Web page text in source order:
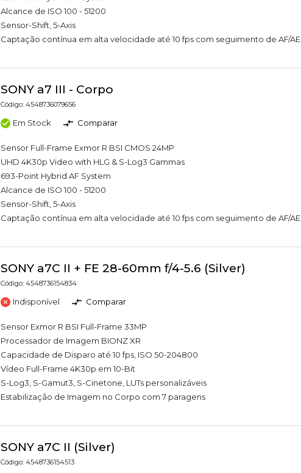
Alcance de ISO 100 - 51200
Sensor-Shift, 5-Axis
Captação contínua em alta velocidade até 10 fps com seguimento de AF/AE
SONY a7 III - Corpo
Código: 4548736079656
Em Stock Comparar
Sensor Full-Frame Exmor R BSI CMOS 24MP
UHD 4K30p Video with HLG & S-Log3 Gammas
693-Point Hybrid AF System
Alcance de ISO 100 - 51200
Sensor-Shift, 5-Axis
Captação contínua em alta velocidade até 10 fps com seguimento de AF/AE
SONY a7C II + FE 28-60mm f/4-5.6 (Silver)
Código: 4548736154834
Indisponível Comparar
Sensor Exmor R BSI Full-Frame 33MP
Processador de Imagem BIONZ XR
Capacidade de Disparo até 10 fps, ISO 50-204800
Vídeo Full-Frame 4K30p em 10-Bit
S-Log3, S-Gamut3, S-Cinetone, LUTs personalizáveis
Estabilização de Imagem no Corpo com 7 paragens
SONY a7C II (Silver)
Código: 4548736154513